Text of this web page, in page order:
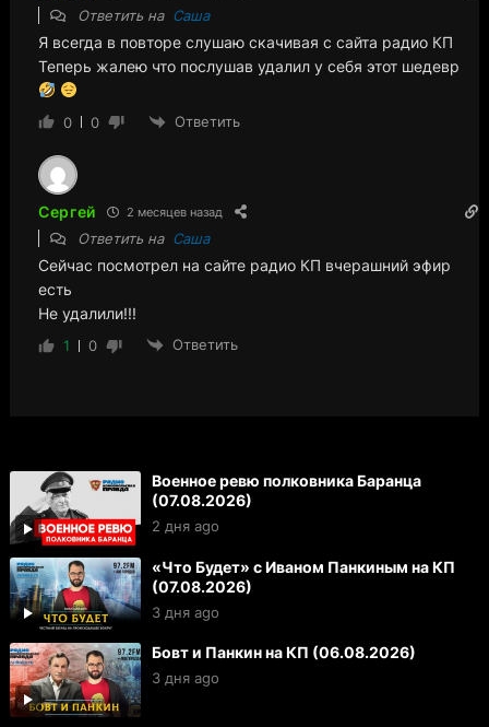
Ответить на Саша
Я всегда в повторе слушаю скачивая с сайта радио КП
Теперь жалею что послушав удалил у себя этот шедевр
0 0 Ответить
Сергей 2 месяцев назад
Ответить на Саша
Сейчас посмотрел на сайте радио КП вчерашний эфир
есть
Не удалили!!!
1 0 Ответить
Военное ревю полковника Баранца
(07.08.2026)
2 дня ago
«Что Будет» с Иваном Панкиным на КП
(07.08.2026)
3 дня ago
Бовт и Панкин на КП (06.08.2026)
3 дня ago